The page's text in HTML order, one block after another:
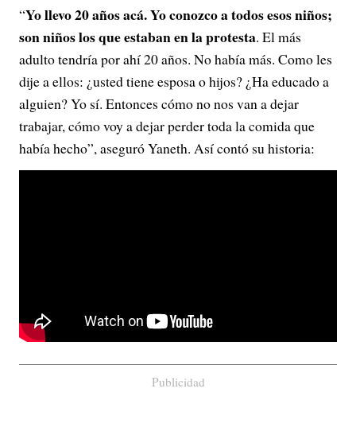
“Yo llevo 20 años acá. Yo conozco a todos esos niños;
son niños los que estaban en la protesta. El más
adulto tendría por ahí 20 años. No había más. Como les
dije a ellos: ¿usted tiene esposa o hijos? ¿Ha educado a
alguien? Yo sí. Entonces cómo no nos van a dejar
trabajar, cómo voy a dejar perder toda la comida que
había hecho”, aseguró Yaneth. Así contó su historia:
Publicidad